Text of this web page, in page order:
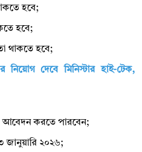
হবে;
হবে;
থাকতে হবে;
নিয়োগ দেবে মিনিস্টার হাই-টেক,
করতে পারবেন;
জানুয়ারি ২০২৬;